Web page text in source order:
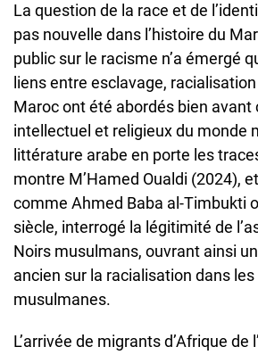
La question de la race et de
pas nouvelle dans l’histoire du
public sur le racisme n’a émergé
liens entre esclavage,
Maroc ont été abordés bien avant
intellectuel et religieux du monde
littérature arabe en porte les
montre M’Hamed Oualdi (2024),
comme Ahmed Baba al-Timbukti
siècle, interrogé la légitimité de
Noirs musulmans, ouvrant ainsi
ancien sur la racialisation dans
musulmanes.
L’arrivée de migrants d’Afrique de